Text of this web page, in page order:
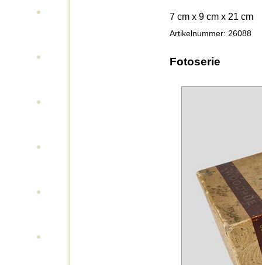
7 cm x 9 cm x 21 cm
Artikelnummer: 26088
Fotoserie